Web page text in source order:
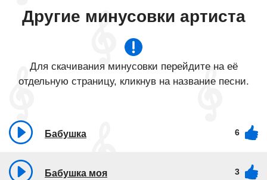
Другие минусовки артиста
Для скачивания минусовки перейдите на её
отдельную страницу, кликнув на название песни.
Бабушка 6
Бабушка моя 3